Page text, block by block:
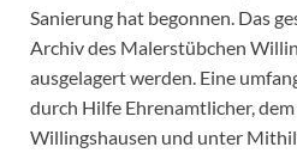
Sanierung hat begonnen. Das
Archiv des Malerstübchen
ausgelagert werden. Eine
durch Hilfe Ehrenamtlicher,
Willingshausen und unter